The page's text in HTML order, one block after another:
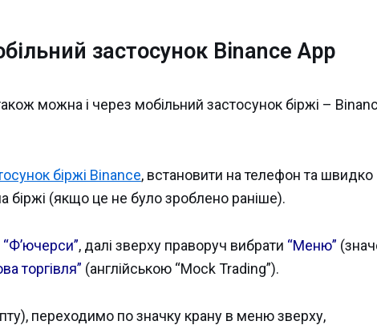
застосунок Binance App
можна і через мобільний застосунок біржі –
біржі Binance, встановити на телефон та швидко
біржі (якщо це не було зроблено раніше).
“Ф’ючерси”, далі зверху праворуч вибрати “Меню”
торгівля” (англійською “Mock Trading”).
переходимо по значку крану в меню зверху,